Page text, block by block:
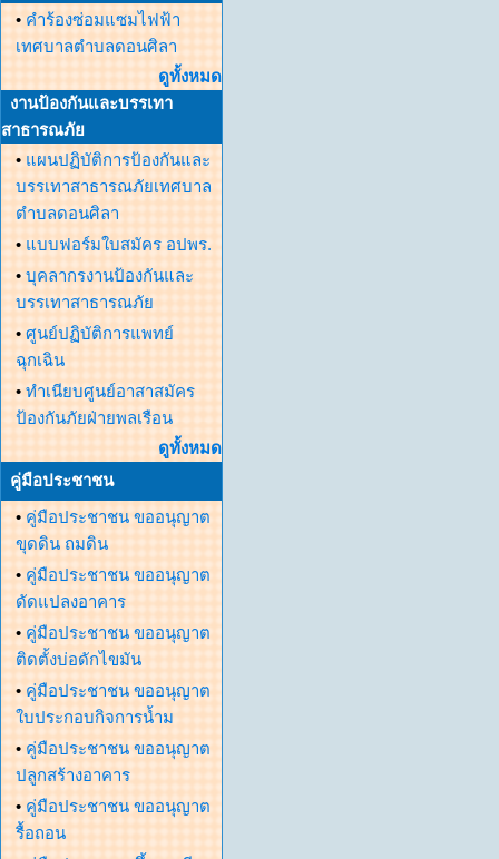
• คำร้องซ่อมแซมไฟฟ้า
เทศบาลตำบลดอนศิลา
ดูทั้งหมด
งานป้องกันและบรรเทา
สาธารณภัย
• แผนปฏิบัติการป้องกันและ
บรรเทาสาธารณภัยเทศบาล
ตำบลดอนศิลา
• แบบฟอร์มใบสมัคร อปพร.
• บุคลากรงานป้องกันและ
บรรเทาสาธารณภัย
• ศูนย์ปฏิบัติการแพทย์
ฉุกเฉิน
• ทำเนียบศูนย์อาสาสมัคร
ป้องกันภัยฝ่ายพลเรือน
ดูทั้งหมด
คู่มือประชาชน
• คู่มือประชาชน ขออนุญาต
ขุดดิน ถมดิน
• คู่มือประชาชน ขออนุญาต
ดัดแปลงอาคาร
• คู่มือประชาชน ขออนุญาต
ติดตั้งบ่อดักไขมัน
• คู่มือประชาชน ขออนุญาต
ใบประกอบกิจการน้ำม
• คู่มือประชาชน ขออนุญาต
ปลูกสร้างอาคาร
• คู่มือประชาชน ขออนุญาต
รื้อถอน